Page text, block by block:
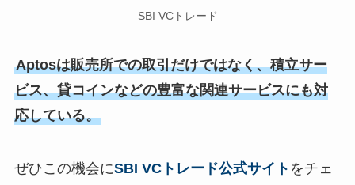
SBI VCトレード
Aptosは販売所での取引だけではなく、積立サー
ビス、貸コインなどの豊富な関連サービスにも対
応している。
ぜひこの機会にSBI VCトレード公式サイト をチェ